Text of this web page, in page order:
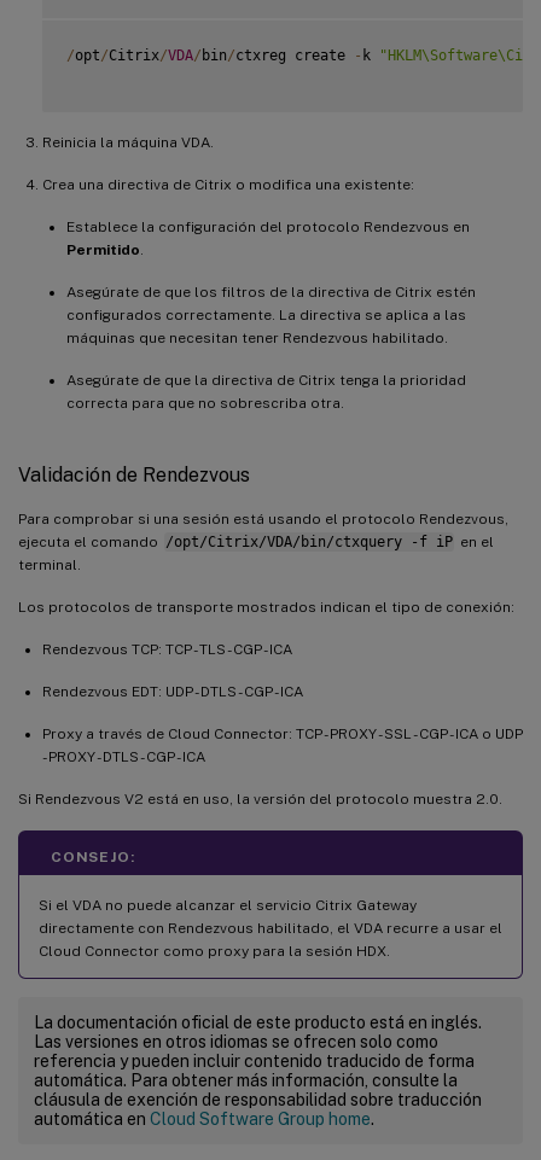
/opt/Citrix/VDA/ bin/ctxreg create - k
Reinicia la máquina VDA.
Crea una directiva de Citrix o modifica una existente:
Establece la configuración del protocolo Rendezvous en
Permitido
Asegúrate de que los filtros de la directiva de Citrix estén
configurados correctamente. La directiva se aplica a las
máquinas que necesitan tener Rendezvous habilitado.
Asegúrate de que la directiva de Citrix tenga la prioridad
correcta para que no sobrescriba otra.
Validación de Rendezvous
Para comprobar si una sesión está usando el protocolo Rendezvous,
ejecuta el comando /opt/Citrix/VDA/bin/ctxquery -f iP en el
terminal.
Los protocolos de transporte mostrados indican el tipo de conexión:
Rendezvous TCP: TCP - TLS - CGP - ICA
Rendezvous EDT: UDP - DTLS - CGP - ICA
Proxy a través de Cloud Connector: TCP - PROXY - SSL - CGP - ICA o UDP
- PROXY - DTLS - CGP - ICA
Si Rendezvous V2 está en uso, la versión del protocolo muestra 2.0.
CONSEJO:
Si el VDA no puede alcanzar el servicio Citrix Gateway
directamente con Rendezvous habilitado, el VDA recurre a usar el
Cloud Connector como proxy para la sesión HDX.
La documentación oficial de este producto está en inglés.
Las versiones en otros idiomas se ofrecen solo como
referencia y pueden incluir contenido traducido de forma
automática. Para obtener más información, consulte la
cláusula de exención de responsabilidad sobre traducción
automática en Cloud Software Group home.